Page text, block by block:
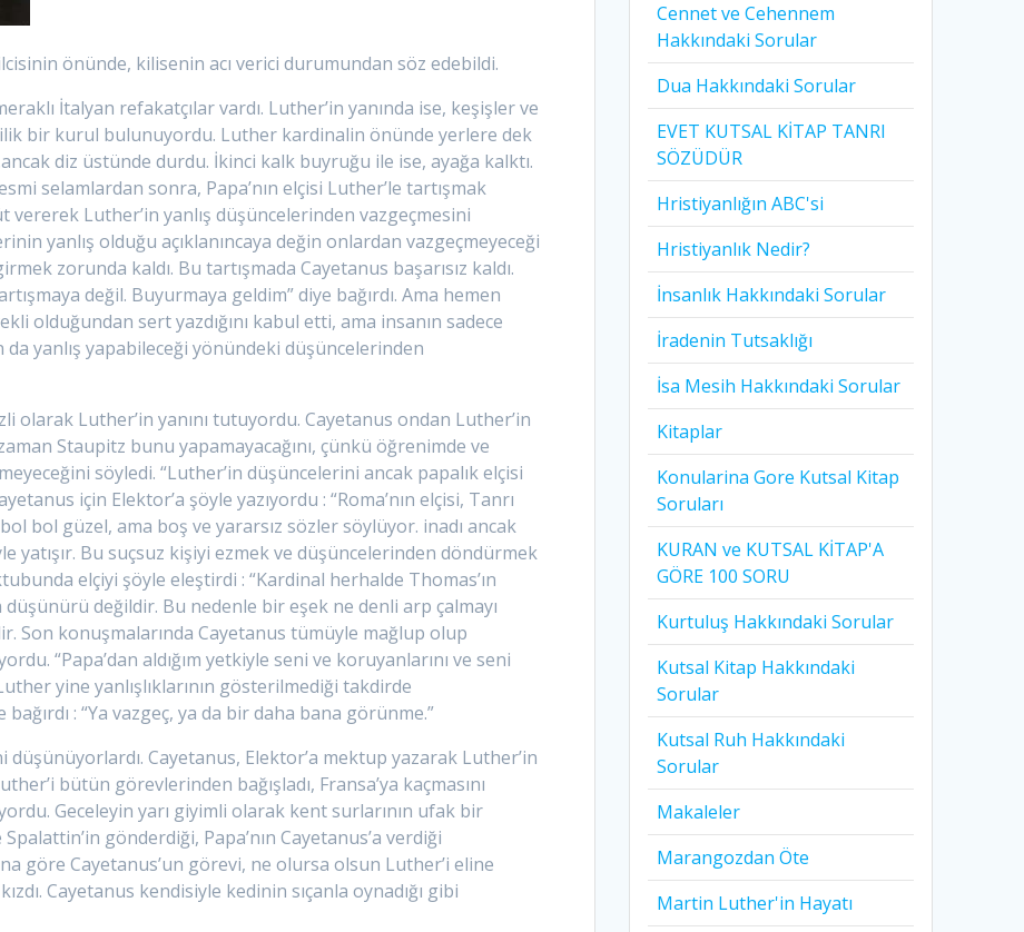
önünde, kilisenin acı verici durumundan söz edebildi.
İtalyan refakatçılar vardı. Luther’in yanında ise, keşişler ve
bir kurul bulunuyordu. Luther kardinalin önünde yerlere dek
diz üstünde durdu. İkinci kalk buyruğu ile ise, ayağa kalktı.
selamlardan sonra, Papa’nın elçisi Luther’le tartışmak
Luther’in yanlış düşüncelerinden vazgeçmesini
yanlış olduğu açıklanıncaya değin onlardan vazgeçmeyeceği
zorunda kaldı. Bu tartışmada Cayetanus başarısız kaldı.
değil. Buyurmaya geldim” diye bağırdı. Ama hemen
olduğundan sert yazdığını kabul etti, ama insanın sadece
da yanlış yapabileceği yönündeki düşüncelerinden
olarak Luther’in yanını tutuyordu. Cayetanus ondan Luther’in
Staupitz bunu yapamayacağını, çünkü öğrenimde ve
söyledi. “Luther’in düşüncelerini ancak papalık elçisi
için Elektor’a şöyle yazıyordu : “Roma’nın elçisi, Tanrı
bol güzel, ama boş ve yararsız sözler söylüyor. inadı ancak
yatışır. Bu suçsuz kişiyi ezmek ve düşüncelerinden döndürmek
elçiyi şöyle eleştirdi : “Kardinal herhalde Thomas’ın
değildir. Bu nedenle bir eşek ne denli arp çalmayı
Son konuşmalarında Cayetanus tümüyle mağlup olup
“Papa’dan aldığım yetkiyle seni ve koruyanlarını ve seni
yine yanlışlıklarının gösterilmediği takdirde
: “Ya vazgeç, ya da bir daha bana görünme.”
düşünüyorlardı. Cayetanus, Elektor’a mektup yazarak Luther’in
bütün görevlerinden bağışladı, Fransa’ya kaçmasını
Geceleyin yarı giyimli olarak kent surlarının ufak bir
gönderdiği, Papa’nın Cayetanus’a verdiği
göre Cayetanus’un görevi, ne olursa olsun Luther’i eline
Cayetanus kendisiyle kedinin sıçanla oynadığı gibi
Cennet ve Cehennem
Hakkındaki Sorular
Dua Hakkındaki Sorular
EVET KUTSAL KİTAP TANRI
SÖZÜDÜR
Hristiyanlığın ABC'si
Hristiyanlık Nedir?
İnsanlık Hakkındaki Sorular
İradenin Tutsaklığı​
İsa Mesih Hakkındaki Sorular
Kitaplar
Konularina Gore Kutsal Kitap
Soruları
KURAN ve KUTSAL KİTAP'A
GÖRE 100 SORU
Kurtuluş Hakkındaki Sorular
Kutsal Kitap Hakkındaki
Sorular
Kutsal Ruh Hakkındaki
Sorular
Makaleler
Marangozdan Öte
Martin Luther'in Hayatı​